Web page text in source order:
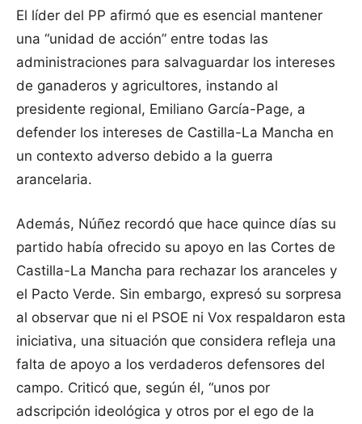
El líder del PP afirmó que es esencial mantener
una “unidad de acción” entre todas las
administraciones para salvaguardar los intereses
de ganaderos y agricultores, instando al
presidente regional, Emiliano García-Page, a
defender los intereses de Castilla-La Mancha en
un contexto adverso debido a la guerra
arancelaria.
Además, Núñez recordó que hace quince días su
partido había ofrecido su apoyo en las Cortes de
Castilla-La Mancha para rechazar los aranceles y
el Pacto Verde. Sin embargo, expresó su sorpresa
al observar que ni el PSOE ni Vox respaldaron esta
iniciativa, una situación que considera refleja una
falta de apoyo a los verdaderos defensores del
campo. Criticó que, según él, “unos por
adscripción ideológica y otros por el ego de la